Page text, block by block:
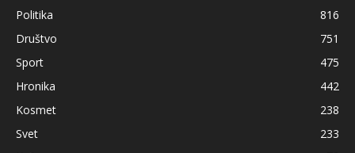
Politika
816
Društvo
751
Sport
475
Hronika
442
Kosmet
238
Svet
233